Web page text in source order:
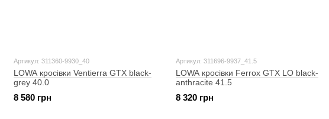
Артикул: 311360-9930_40
LOWA кросівки Ventierra GTX black-
grey 40.0
8 580 грн
Артикул: 311696-9937_41.5
LOWA кросівки Ferrox GTX LO black-
anthracite 41.5
8 320 грн